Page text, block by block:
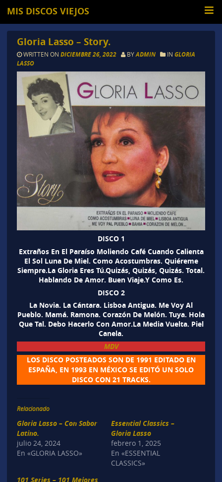
MIS DISCOS VIEJOS
Gloria Lasso – Story.
WRITTEN ON DICIEMBRE 26, 2022 BYADMIN IN GLORIA
LASSO
DISCO 1
Extraños En El Paraíso Moliendo Café Cuando Calienta
El Sol Luna De Miel. Como Acostumbras. Quiéreme
Siempre.La Gloria Eres Tú.Quizás, Quizás, Quizás. Total.
Hablando De Amor. Buen Viaje.Y Como Es.
DISCO 2
La Novia. La Cántara. Lisboa Antigua. Me Voy Al
Pueblo. Mamá. Ramona. Corazón De Melón. Tuya. Hola
Que Tal. Debo Hacerlo Con Amor.La Media Vuelta. Piel
Canela.
MDV
LOS DISCO POSTEADOS SON DE 1991 EDITADO EN
ESPAÑA, EN 1993 EN MÉXICO SE EDITÓ UN SOLO
DISCO CON 21 TRACKS.
Relacionado
Gloria Lasso – Con Sabor
Latino.
julio 24, 2024
En «GLORIA LASSO»
Essential Classics –
Gloria Lasso
febrero 1, 2025
En «ESSENTIAL
CLASSICS»
101 Series – 101 Mejores